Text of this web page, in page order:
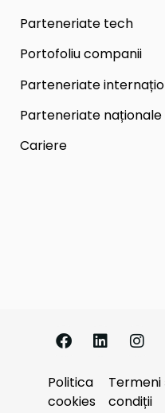
Parteneriate tech
Portofoliu companii
Parteneriate
Parteneriate naționale
Cariere
Politica
cookies
Termeni
condiții